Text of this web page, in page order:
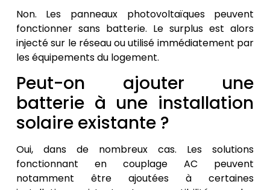
Non. Les panneaux photovoltaïques peuvent
fonctionner sans batterie. Le surplus est alors
injecté sur le réseau ou utilisé immédiatement par
les équipements du logement.
Peut-on ajouter une
batterie à une installation
solaire existante ?
Oui, dans de nombreux cas. Les solutions
fonctionnant en couplage AC peuvent
notamment être ajoutées à certaines